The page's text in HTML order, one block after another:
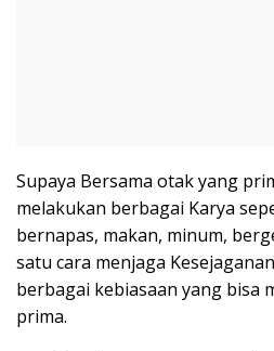
Supaya Bersama otak yang
melakukan berbagai Karya
bernapas, makan, minum,
satu cara menjaga
berbagai kebiasaan yang bisa
prima.